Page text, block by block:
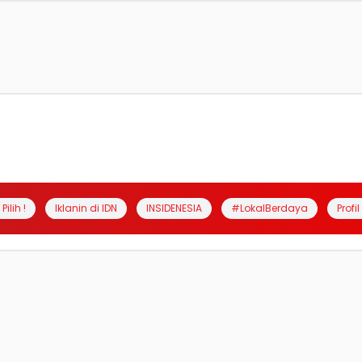
! Iklanin di IDN INSIDENESIA #LokalBerdaya